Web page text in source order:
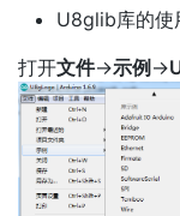
U8glib库的使
打开文件->示例 ->